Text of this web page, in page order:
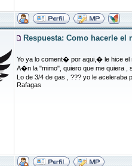
Respuesta: Como hacerle el
Yo ya lo coment� por aqui,� le hice
A�n la "mimo", quiero que me quiera
Lo de 3/4 de gas , ??? yo le aceleraba
Rafagas